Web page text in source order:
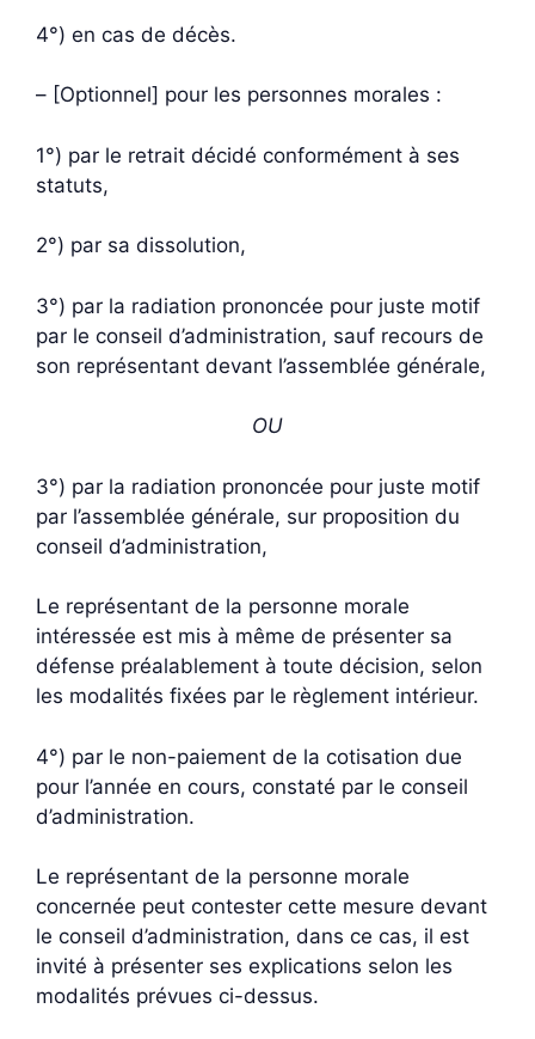
4°) en cas de décès.
– [Optionnel] pour les personnes morales :
1°) par le retrait décidé conformément à ses
statuts,
2°) par sa dissolution,
3°) par la radiation prononcée pour juste motif
par le conseil d’administration, sauf recours de
son représentant devant l’assemblée générale,
OU
3°) par la radiation prononcée pour juste motif
par l’assemblée générale, sur proposition du
conseil d’administration,
Le représentant de la personne morale
intéressée est mis à même de présenter sa
défense préalablement à toute décision, selon
les modalités fixées par le règlement intérieur.
4°) par le non-paiement de la cotisation due
pour l’année en cours, constaté par le conseil
d’administration.
Le représentant de la personne morale
concernée peut contester cette mesure devant
le conseil d’administration, dans ce cas, il est
invité à présenter ses explications selon les
modalités prévues ci-dessus.